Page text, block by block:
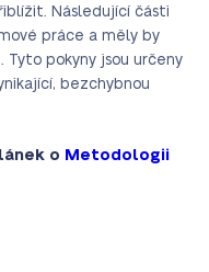
Následující části
práce a měly by
Tyto pokyny jsou určeny
bezchybnou
o Metodologii